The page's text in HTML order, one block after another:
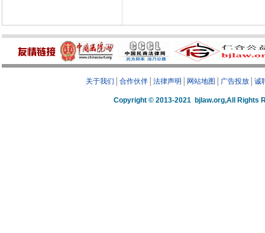
关于我们 合作伙伴 法律声明 网站地图 广告投放 诚
Copyright © 2013-2021 bjlaw.org,All Rights